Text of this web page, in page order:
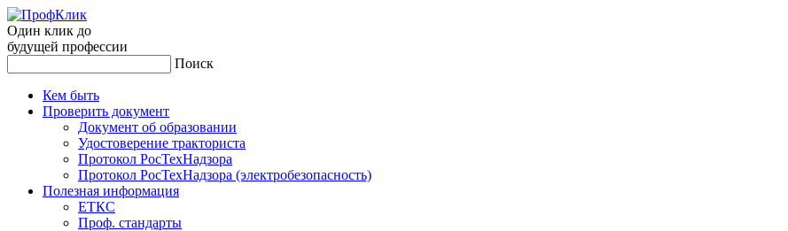
Один клик до
будущей профессии
Поиск
Кем быть
Проверить документ
Документ об образовании
Удостоверение тракториста
Протокол РосТехНадзора
Протокол РосТехНадзора (электробезопасность)
Полезная информация
ЕТКС
Проф. стандарты